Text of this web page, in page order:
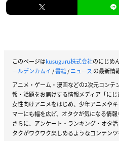
このページはkusuguru株式会社のにじめ
ールデンカムイ/書籍/ニュース の最新情
アニメ・ゲーム・漫画などの2次元コン
報・話題をお届けする情報メディア「にじ
女性向けアニメをはじめ、少年アニメや
マーにも幅を広げ、オタクが気になる情報
さらに、アンケート・ランキング・オタ
タクがワクワク楽しめるようなコンテンツ